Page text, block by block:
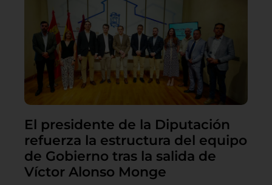
El presidente de la Diputación
refuerza la estructura del equipo
de Gobierno tras la salida de
Víctor Alonso Monge